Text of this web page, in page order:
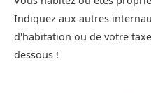
Indiquez aux autres
d'habitation ou de votre
dessous !